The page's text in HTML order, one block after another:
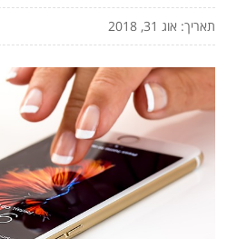
תאריך: אוג 31, 2018